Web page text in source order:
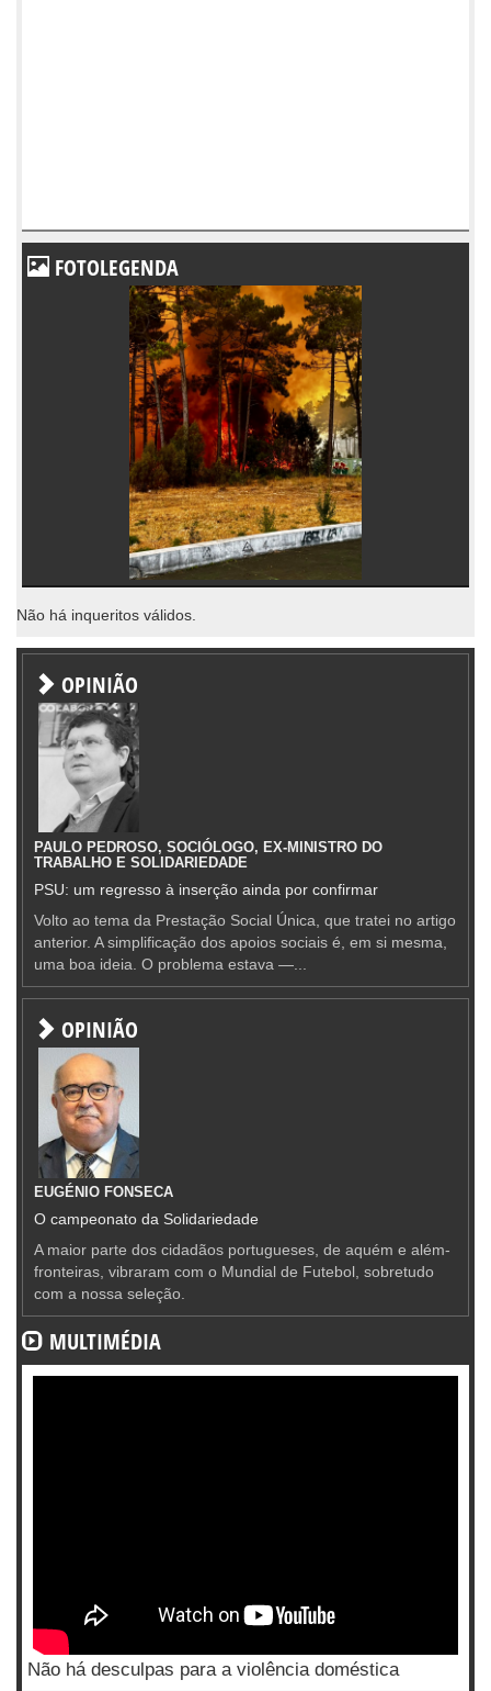
FOTOLEGENDA
Não há inqueritos válidos.
OPINIÃO
PAULO PEDROSO, SOCIÓLOGO, EX-MINISTRO DO
TRABALHO E SOLIDARIEDADE
PSU: um regresso à inserção ainda por confirmar
Volto ao tema da Prestação Social Única, que tratei no artigo
anterior. A simplificação dos apoios sociais é, em si mesma,
uma boa ideia. O problema estava —...
OPINIÃO
EUGÉNIO FONSECA
O campeonato da Solidariedade
A maior parte dos cidadãos portugueses, de aquém e além-
fronteiras, vibraram com o Mundial de Futebol, sobretudo
com a nossa seleção.
MULTIMÉDIA
Não há desculpas para a violência doméstica